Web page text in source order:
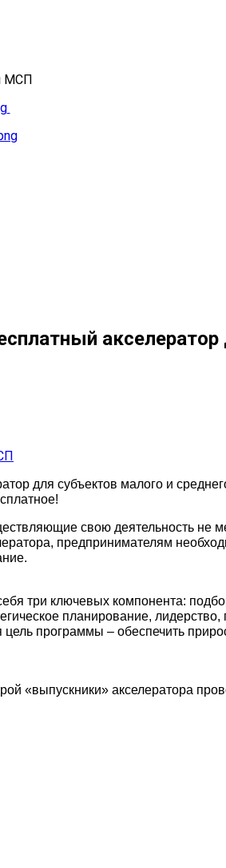
МСП
для субъектов малого и
свою деятельность не
предпринимателям
три ключевых компонента:
планирование,
программы – обеспечить
«выпускники» акселератора